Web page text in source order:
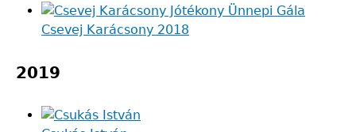
Csevej Karácsony 2018
2019